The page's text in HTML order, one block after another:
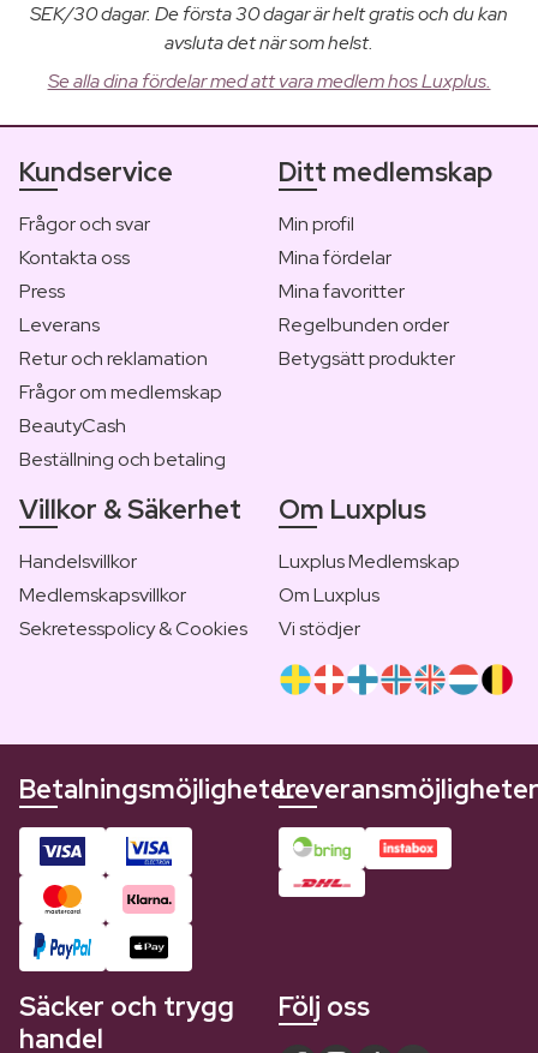
SEK/30 dagar. De första 30 dagar är helt gratis och du kan
avsluta det när som helst.
Se alla dina fördelar med att vara medlem hos Luxplus.
Kundservice
Frågor och svar
Kontakta oss
Press
Leverans
Retur och reklamation
Frågor om medlemskap
BeautyCash
Beställning och betaling
Ditt medlemskap
Min profil
Mina fördelar
Mina favoritter
Regelbunden order
Betygsätt produkter
Villkor & Säkerhet
Handelsvillkor
Medlemskapsvillkor
Sekretesspolicy & Cookies
Om Luxplus
Luxplus Medlemskap
Om Luxplus
Vi stödjer
BetalningsmöjligheterLeveransmöjligheter
Säcker och trygg
handel
Följ oss